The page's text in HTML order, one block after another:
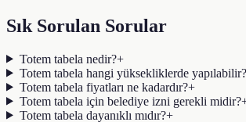
Sık Sorulan Sorular
Totem tabela nedir?+
Totem tabela hangi yüksekliklerde yapılabilir?
Totem tabela fiyatları ne kadardır?+
Totem tabela için belediye izni gerekli midir?
Totem tabela dayanıklı mıdır?+